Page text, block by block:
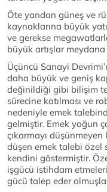
Öte yandan güneş ve
kaynaklarına büyük
ve gerekse
büyük artışlar
Üçüncü Sanayi
daha büyük ve geniş
değinildiği gibi bilişim
sürecine katılması ve
nedeniyle emek
gelmiştir. Emek yoğun
çıkarmayı
düşen emek talebi özel
kendini göstermiştir.
işgücü istihdam
gücü talep eder